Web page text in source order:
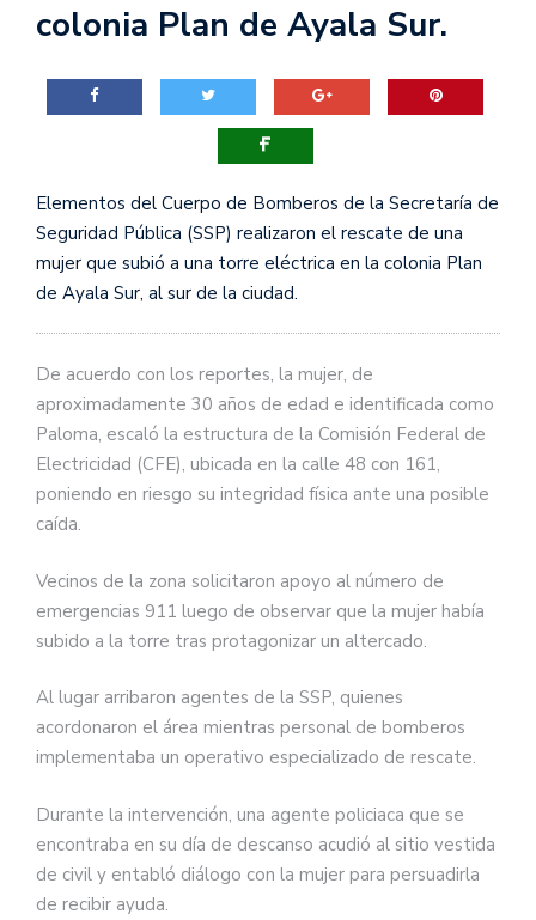
colonia Plan de Ayala Sur.
Elementos del Cuerpo de Bomberos de la Secretaría de
Seguridad Pública (SSP) realizaron el rescate de una
mujer que subió a una torre eléctrica en la colonia Plan
de Ayala Sur, al sur de la ciudad.
De acuerdo con los reportes, la mujer, de
aproximadamente 30 años de edad e identificada como
Paloma, escaló la estructura de la Comisión Federal de
Electricidad (CFE), ubicada en la calle 48 con 161,
poniendo en riesgo su integridad física ante una posible
caída.
Vecinos de la zona solicitaron apoyo al número de
emergencias 911 luego de observar que la mujer había
subido a la torre tras protagonizar un altercado.
Al lugar arribaron agentes de la SSP, quienes
acordonaron el área mientras personal de bomberos
implementaba un operativo especializado de rescate.
Durante la intervención, una agente policiaca que se
encontraba en su día de descanso acudió al sitio vestida
de civil y entabló diálogo con la mujer para persuadirla
de recibir ayuda.